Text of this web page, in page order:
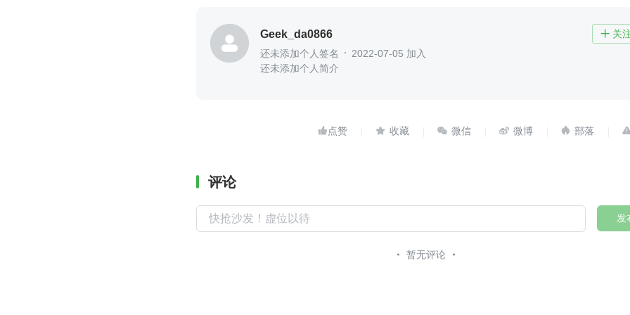
Geek_da0866  关
还未添加个人签名
2022-07-05 加入
还未添加个人简介
    
评论
发
暂无评论